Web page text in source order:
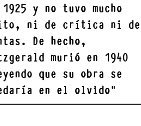
y no tuvo mucho
ni de crítica ni de
De hecho,
murió en 1940
que su obra se
en el olvido"